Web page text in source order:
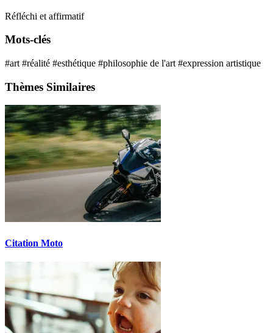
Réfléchi et affirmatif
Mots-clés
#art #réalité #esthétique #philosophie de l'art #expression artistique
Thèmes Similaires
Citation Moto